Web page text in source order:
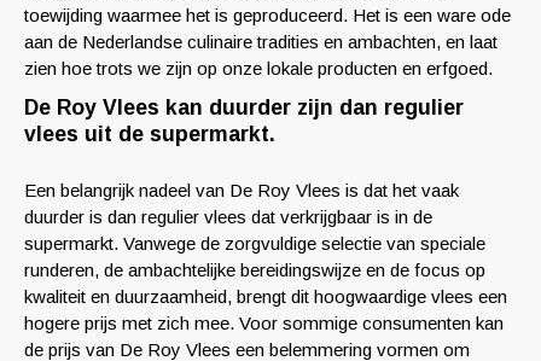
toewijding waarmee het is geproduceerd. Het is een ware ode
aan de Nederlandse culinaire tradities en ambachten, en laat
zien hoe trots we zijn op onze lokale producten en erfgoed.
De Roy Vlees kan duurder zijn dan regulier
vlees uit de supermarkt.
Een belangrijk nadeel van De Roy Vlees is dat het vaak
duurder is dan regulier vlees dat verkrijgbaar is in de
supermarkt. Vanwege de zorgvuldige selectie van speciale
runderen, de ambachtelijke bereidingswijze en de focus op
kwaliteit en duurzaamheid, brengt dit hoogwaardige vlees een
hogere prijs met zich mee. Voor sommige consumenten kan
de prijs van De Roy Vlees een belemmering vormen om